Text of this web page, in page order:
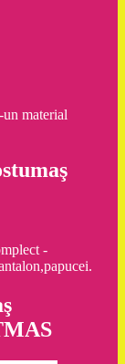
material
-